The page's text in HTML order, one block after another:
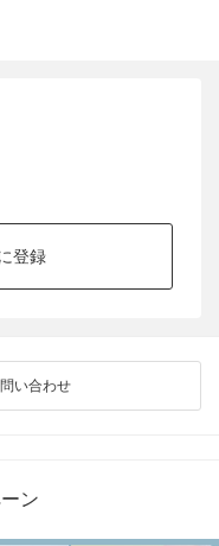
登録
い合わせ
ン